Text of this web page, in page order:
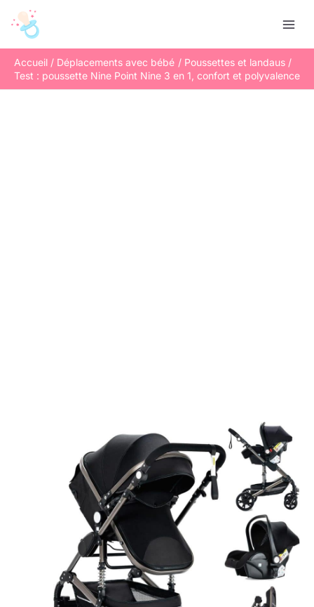
Accueil
Déplacements avec bébé
Poussettes et landaus
Test : poussette Nine Point Nine 3 en 1, confort et polyvalence
e
c
h
e